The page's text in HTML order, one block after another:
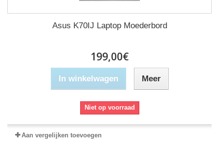
Asus K70IJ Laptop Moederbord
199,00€
In winkelwagen Meer
Niet op voorraad
Aan vergelijken toevoegen